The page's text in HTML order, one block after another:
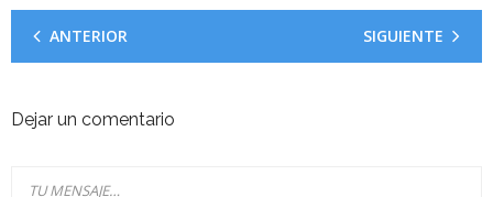
ANTERIOR SIGUIENTE
Dejar un comentario